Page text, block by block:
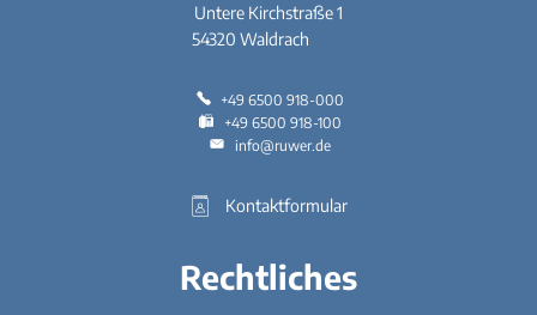
Untere Kirchstraße 1
54320 Waldrach
+49 6500 918-000
+49 6500 918-100
info@ruwer.de
Kontaktformular
Rechtliches